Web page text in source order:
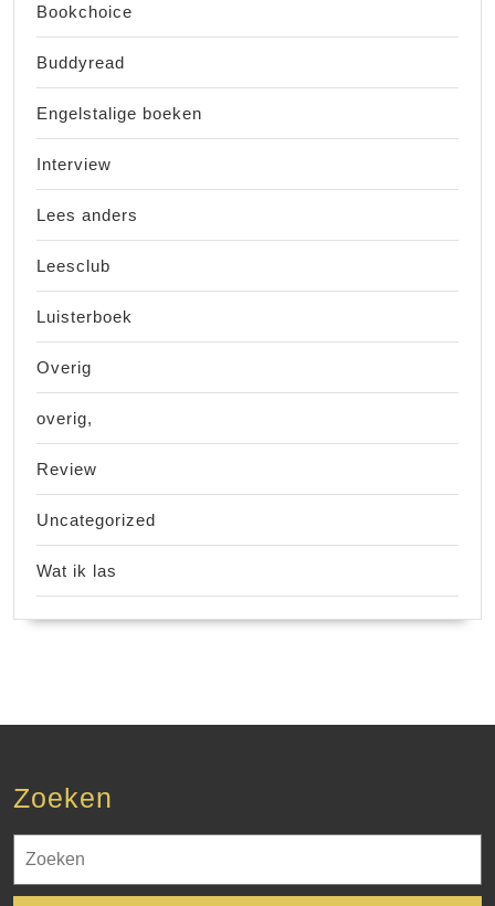
Bookchoice
Buddyread
Engelstalige boeken
Interview
Lees anders
Leesclub
Luisterboek
Overig
overig,
Review
Uncategorized
Wat ik las
Zoeken
naar: